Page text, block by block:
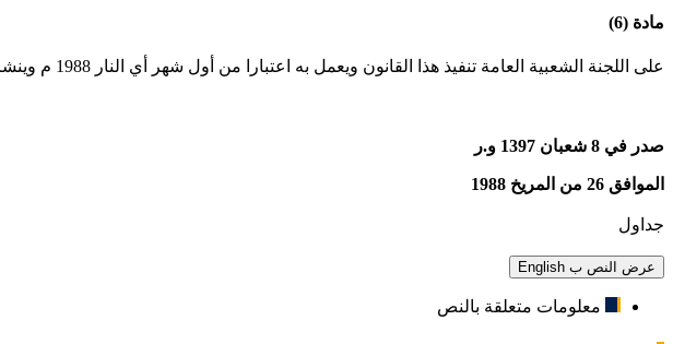
مادة (6)
على اللجنة الشعبية العامة تنفيذ هذا القانون ويعمل به اعتبارا من أول شهر أي النار 1988 م وينشر في الجريدة الرسمية
صدر في 8 شعبان 1397 و.ر
الموافق 26 من المريخ 1988
جداول
عرض النص ب English
معلومات متعلقة بالنص